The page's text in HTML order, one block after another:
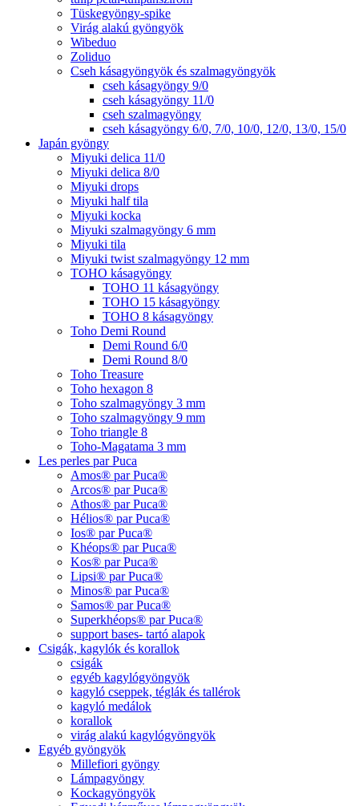
Tüskegyöngy-spike
Virág alakú gyöngyök
Wibeduo
Zoliduo
Cseh kásagyöngyök és szalmagyöngyök
cseh kásagyöngy 9/0
cseh kásagyöngy 11/0
cseh szalmagyöngy
cseh kásagyöngy 6/0, 7/0, 10/0, 12/0, 13/0, 15/0
Japán gyöngy
Miyuki delica 11/0
Miyuki delica 8/0
Miyuki drops
Miyuki half tila
Miyuki kocka
Miyuki szalmagyöngy 6 mm
Miyuki tila
Miyuki twist szalmagyöngy 12 mm
TOHO kásagyöngy
TOHO 11 kásagyöngy
TOHO 15 kásagyöngy
TOHO 8 kásagyöngy
Toho Demi Round
Demi Round 6/0
Demi Round 8/0
Toho Treasure
Toho hexagon 8
Toho szalmagyöngy 3 mm
Toho szalmagyöngy 9 mm
Toho triangle 8
Toho-Magatama 3 mm
Les perles par Puca
Amos® par Puca®
Arcos® par Puca®
Athos® par Puca®
Hélios® par Puca®
Ios® par Puca®
Khéops® par Puca®
Kos® par Puca®
Lipsi® par Puca®
Minos® par Puca®
Samos® par Puca®
Superkhéops® par Puca®
support bases- tartó alapok
Csigák, kagylók és korallok
csigák
egyéb kagylógyöngyök
kagyló cseppek, téglák és tallérok
kagyló medálok
korallok
virág alakú kagylógyöngyök
Egyéb gyöngyök
Millefiori gyöngy
Lámpagyöngy
Kockagyöngyök